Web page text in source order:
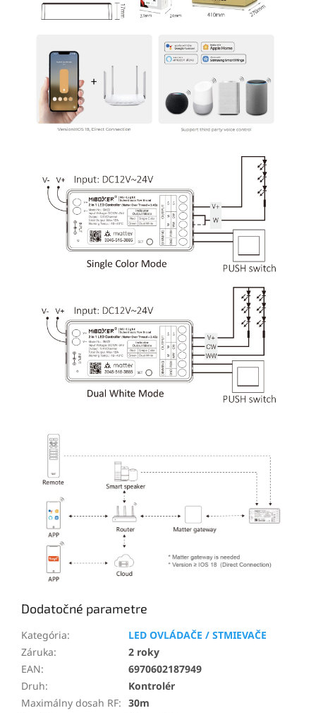
Dodatočné parametre
Kategória:
LED OVLÁDAČE / STMIEVAČE
Záruka:
2 roky
EAN:
6970602187949
Druh:
Kontrolér
Maximálny dosah RF: 30m